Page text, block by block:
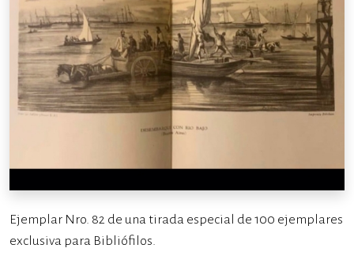
Ejemplar Nro. 82 de una tirada especial de 100 ejemplares
exclusiva para Bibliófilos.